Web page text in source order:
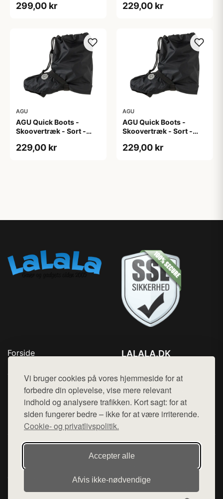
Vi bruger cookies på vores hjemmeside for at
forbedre din oplevelse, vise mere relevant
indhold og analysere trafikken. Kort sagt: for at
siden fungerer bedre – ikke for at være irriterende.
Cookie- og privatlivspolitik.
Accepter alle
Afvis ikke‑nødvendige
299,00 kr 229,00 kr
AGU
AGU Quick Boots -
Skoovertræk - Sort -
229,00 kr
AGU
AGU Quick Boots -
Skoovertræk - Sort -
229,00 kr
Forside
Top Rabatter
Blog
Kontakt
LALALA.DK
Mail: hej@want.dk
Cookie- og privatlivspolitik
Denne side er en del af want.dk, der udgiver en række
hjemmesider med præsentation af forskellige produkter fra
diverse webshops. Der sælges ikke varer fra denne side - vi